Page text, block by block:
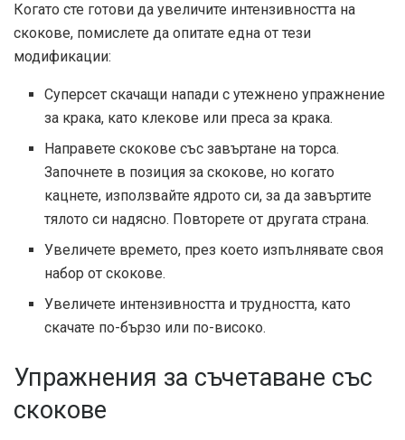
Когато сте готови да увеличите интензивността на
скокове, помислете да опитате една от тези
модификации:
Суперсет скачащи напади с утежнено упражнение
за крака, като клекове или преса за крака.
Направете скокове със завъртане на торса.
Започнете в позиция за скокове, но когато
кацнете, използвайте ядрото си, за да завъртите
тялото си надясно. Повторете от другата страна.
Увеличете времето, през което изпълнявате своя
набор от скокове.
Увеличете интензивността и трудността, като
скачате по-бързо или по-високо.
Упражнения за съчетаване със
скокове